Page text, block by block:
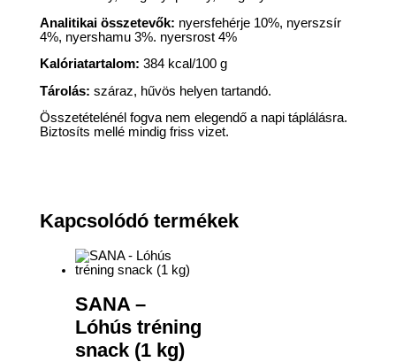
Analitikai összetevők: nyersfehérje 10%, nyerszsír
4%, nyershamu 3%. nyersrost 4%
Kalóriatartalom: 384 kcal/100 g
Tárolás: száraz, hűvös helyen tartandó.
Összetételénél fogva nem elegendő a napi táplálásra.
Biztosíts mellé mindig friss vizet.
Kapcsolódó termékek
SANA –
Lóhús tréning
snack (1 kg)